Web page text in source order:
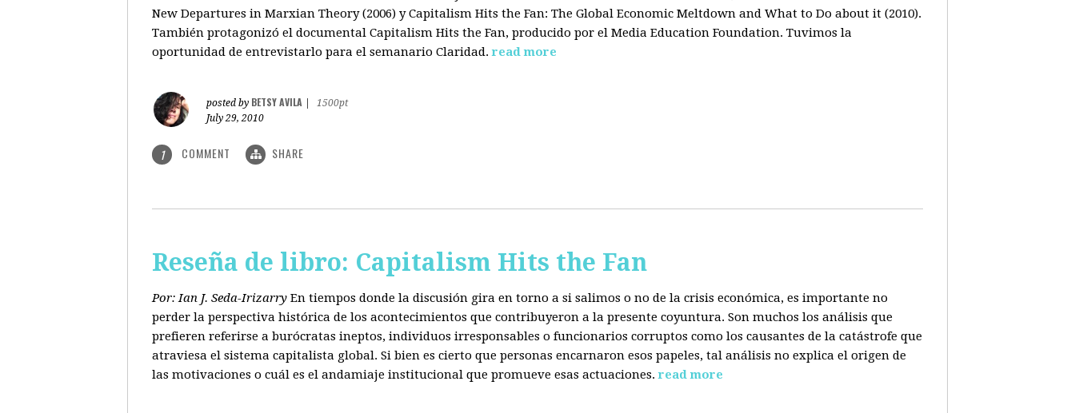
New Departures in Marxian Theory (2006) y Capitalism Hits the Fan: The Global Economic Meltdown and What to Do about it (2010).
También protagonizó el documental Capitalism Hits the Fan, producido por el Media Education Foundation. Tuvimos la
oportunidad de entrevistarlo para el semanario Claridad. read more
posted by BETSY AVILA
1500pt
July 29, 2010
1 COMMENT SHARE
Reseña de libro: Capitalism Hits the Fan
Por: Ian J. Seda-Irizarry En tiempos donde la discusión gira en torno a si salimos o no de la crisis económica, es importante no
perder la perspectiva histórica de los acontecimientos que contribuyeron a la presente coyuntura. Son muchos los análisis que
prefieren referirse a burócratas ineptos, individuos irresponsables o funcionarios corruptos como los causantes de la catástrofe que
atraviesa el sistema capitalista global. Si bien es cierto que personas encarnaron esos papeles, tal análisis no explica el origen de
las motivaciones o cuál es el andamiaje institucional que promueve esas actuaciones. read more